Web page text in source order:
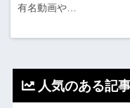
有名動画や…
人気のある記